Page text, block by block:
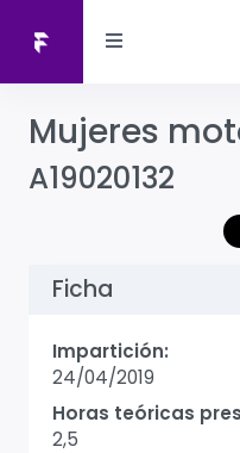
Mujeres
A19020132
Ficha
Impartición:
24/04/2019
Horas teóricas
2,5